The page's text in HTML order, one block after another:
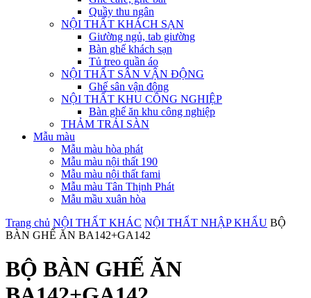
Quầy thu ngân
NỘI THẤT KHÁCH SẠN
Giường ngủ, tab giường
Bàn ghế khách sạn
Tủ treo quần áo
NỘI THẤT SÂN VẬN ĐỘNG
Ghế sân vận động
NỘI THẤT KHU CÔNG NGHIỆP
Bàn ghế ăn khu công nghiệp
THẢM TRẢI SÀN
Mẫu màu
Mẫu màu hòa phát
Mẫu màu nội thất 190
Mẫu màu nội thất fami
Mẫu màu Tân Thịnh Phát
Mẫu mầu xuân hòa
Trang chủ NỘI THẤT KHÁC NỘI THẤT NHẬP KHẨU BỘ
BÀN GHẾ ĂN BA142+GA142
BỘ BÀN GHẾ ĂN